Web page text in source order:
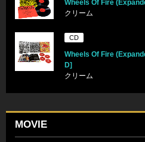
Wheels Of Fire
クリーム
CD
Wheels Of Fire
D]
クリーム
MOVIE